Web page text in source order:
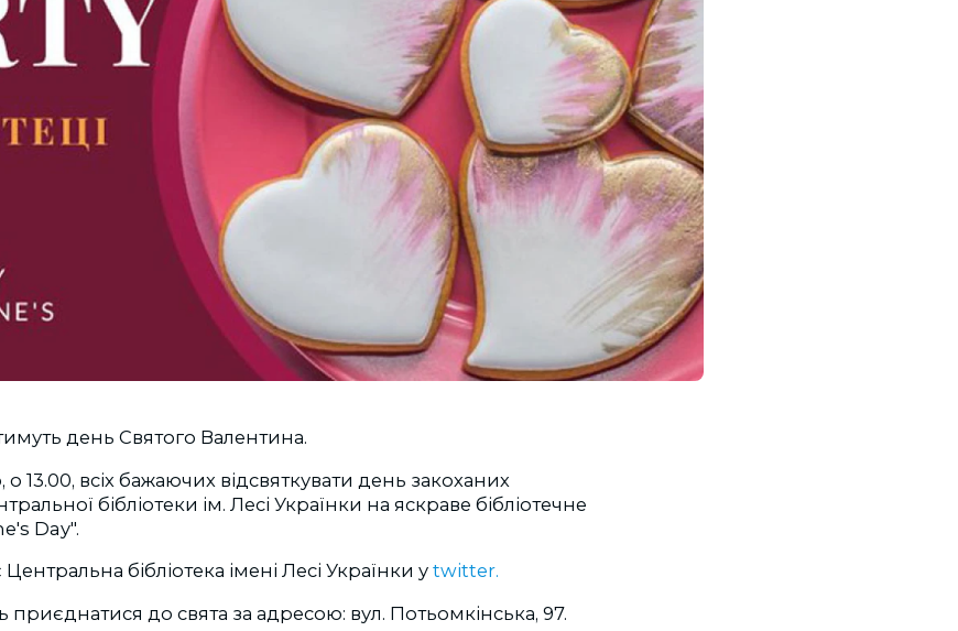
день Святого Валентина.
о 13.00, всіх бажаючих відсвяткувати день закоханих
бібліотеки ім. Лесі Українки на яскраве бібліотечне
Day".
бібліотека імені Лесі Українки у twitter.
приєднатися до свята за адресою: вул. Потьомкінська, 97.